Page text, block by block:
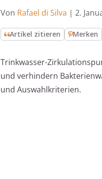
Von Rafael di Silva | 2.
Artikel zitieren Merken
Trinkwasser-
und verhindern
und Auswahlkriterien.